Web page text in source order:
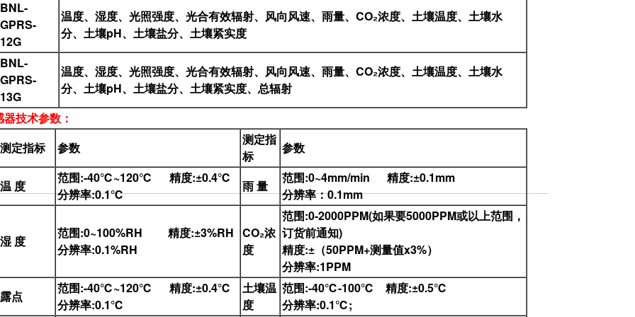
BNL-
GPRS-
12G
温度、湿度、光照强度、光合有效辐射、风向风速、雨量、CO₂浓度、土壤温度、土壤水
分、土壤pH、土壤盐分、土壤紧实度
BNL-
GPRS-
13G
温度、湿度、光照强度、光合有效辐射、风向风速、雨量、CO₂浓度、土壤温度、土壤水
分、土壤pH、土壤盐分、土壤紧实度、总辐射
器技术参数：
测定指标
参数
测定指
标
参数
温 度
范围:-40℃~120℃ 精度:±0.4℃
分辨率:0.1℃
雨 量
范围:0~4mm/min 精度:±0.1mm
分辨率：0.1mm
湿 度
范围:0~100%RH 精度:±3%RH
分辨率:0.1%RH
CO₂浓
度
范围:0-2000PPM(如果要5000PPM或以上范围，
订货前通知)
精度:±（50PPM+测量值x3%）
分辨率:1PPM
露点
范围:-40℃~120℃ 精度:±0.4℃
分辨率:0.1℃
土壤温
度
范围:-40℃-100℃ 精度:±0.5℃
分辨率:0.1℃;